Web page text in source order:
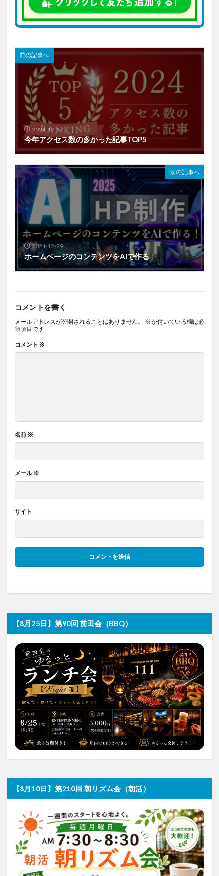
前の記事へ
2024-12-27
今年アクセス数の多かった記事TOP5
次の記事へ
2024-12-29
ホームページのコンテンツをAIで作る！
コメントを書く
メールアドレスが公開されることはありません。 ※ が付いている欄は必
須項目です
コメント ※
名前 ※
メール※
サイト
【8月25日】第90回 前田会（BBQ）
【8月10日】第210回 朝リズム会（朝活）